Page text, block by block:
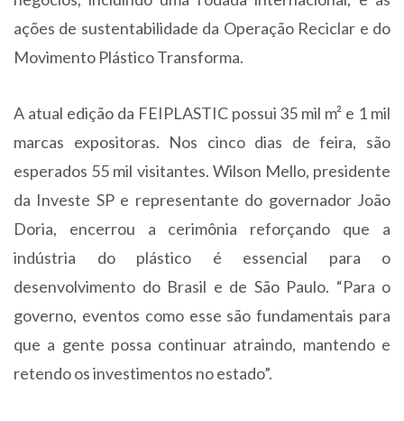
ações de sustentabilidade da Operação Reciclar e do
Movimento Plástico Transforma.
A atual edição da FEIPLASTIC possui 35 mil m² e 1 mil
marcas expositoras. Nos cinco dias de feira, são
esperados 55 mil visitantes. Wilson Mello, presidente
da Investe SP e representante do governador João
Doria, encerrou a cerimônia reforçando que a
indústria do plástico é essencial para o
desenvolvimento do Brasil e de São Paulo. “Para o
governo, eventos como esse são fundamentais para
que a gente possa continuar atraindo, mantendo e
retendo os investimentos no estado”.